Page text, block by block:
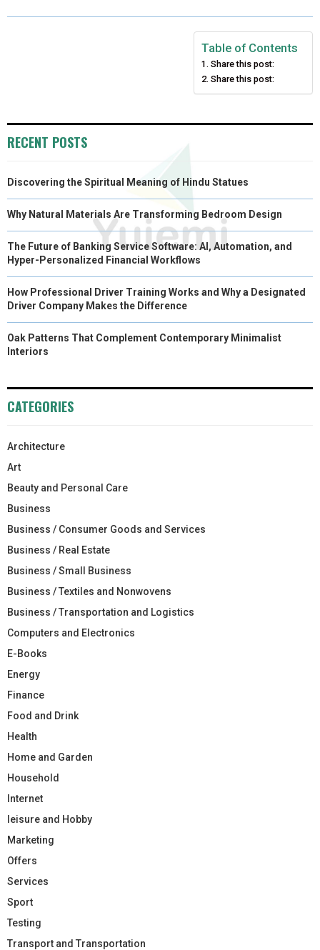
O
T
)
O
O O
R O
N
D
I
N
O
N
Table of Contents
Share this post:
Share this post:
RECENT POSTS
Discovering the Spiritual Meaning of Hindu Statues
Why Natural Materials Are Transforming Bedroom Design
The Future of Banking Service Software: AI, Automation, and
Hyper-Personalized Financial Workflows
How Professional Driver Training Works and Why a Designated
Driver Company Makes the Difference
Oak Patterns That Complement Contemporary Minimalist
Interiors
CATEGORIES
Architecture
Art
Beauty and Personal Care
Business
Business / Consumer Goods and Services
Business / Real Estate
Business / Small Business
Business / Textiles and Nonwovens
Business / Transportation and Logistics
Computers and Electronics
E-Books
Energy
Finance
Food and Drink
Health
Home and Garden
Household
Internet
leisure and Hobby
Marketing
Offers
Services
Sport
Testing
Transport and Transportation